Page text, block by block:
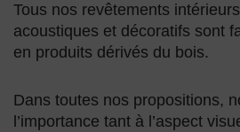
Tous nos revêtements
acoustiques et décoratifs sont
en produits dérivés du bois.
Dans toutes nos propositions,
l’importance tant à l’aspect